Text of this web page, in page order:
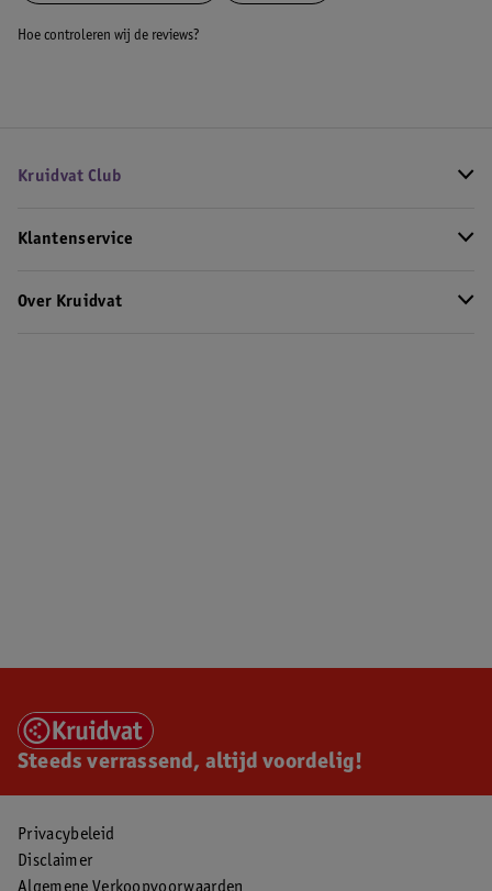
Hoe controleren wij de reviews?
Kruidvat Club
Klantenservice
Over Kruidvat
Steeds verrassend, altijd voordelig!
Privacybeleid
Disclaimer